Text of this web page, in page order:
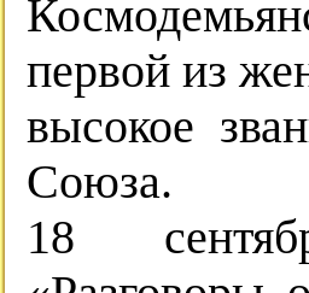
первой из
высокое
Союза.
18